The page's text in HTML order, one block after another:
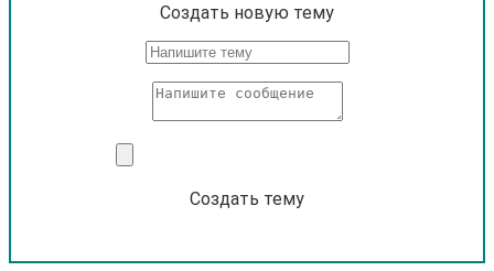
Cоздать новую тему
Создать тему